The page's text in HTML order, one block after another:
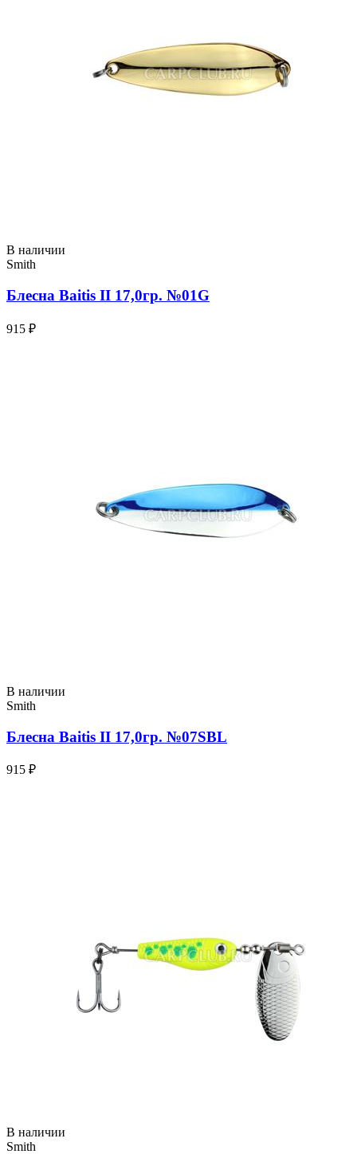
В наличии
Smith
Блесна Baitis II 17,0гр. №01G
915 ₽
В наличии
Smith
Блесна Baitis II 17,0гр. №07SBL
915 ₽
В наличии
Smith